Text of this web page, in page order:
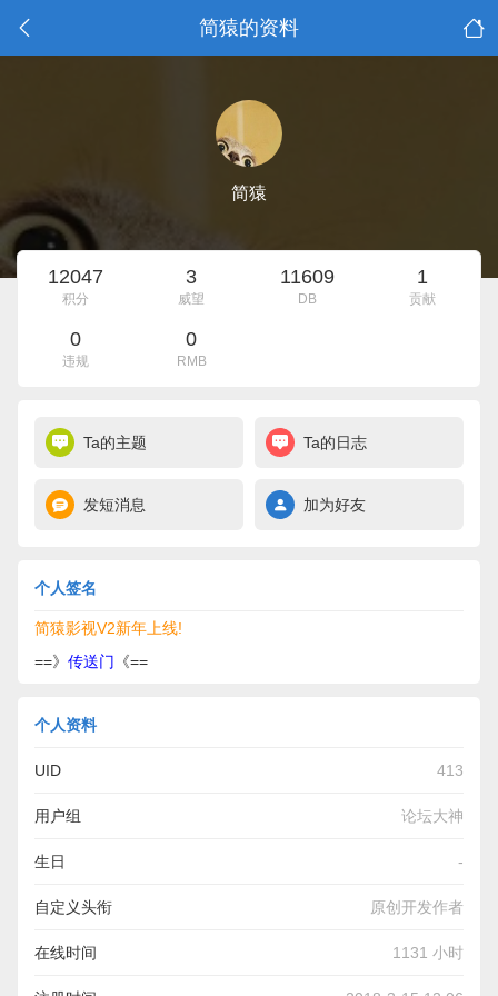
简猿的资料
简猿
12047
积分
3
威望
11609
DB
1
贡献
0
违规
0
RMB
Ta的主题 Ta的日志
发短消息 加为好友
个人签名
简猿影视V2新年上线!
==》 传送门 《==
个人资料
UID 413
用户组 论坛大神
生日 -
自定义头衔 原创开发作者
在线时间 1131 小时